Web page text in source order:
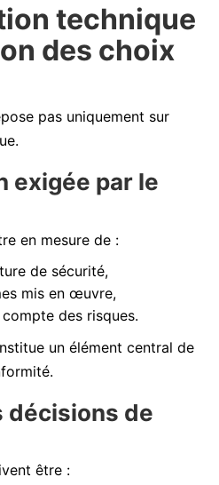
technique
des choix
pas uniquement sur
exigée par le
en mesure de :
de sécurité,
mis en œuvre,
des risques.
un élément central de
décisions de
être :